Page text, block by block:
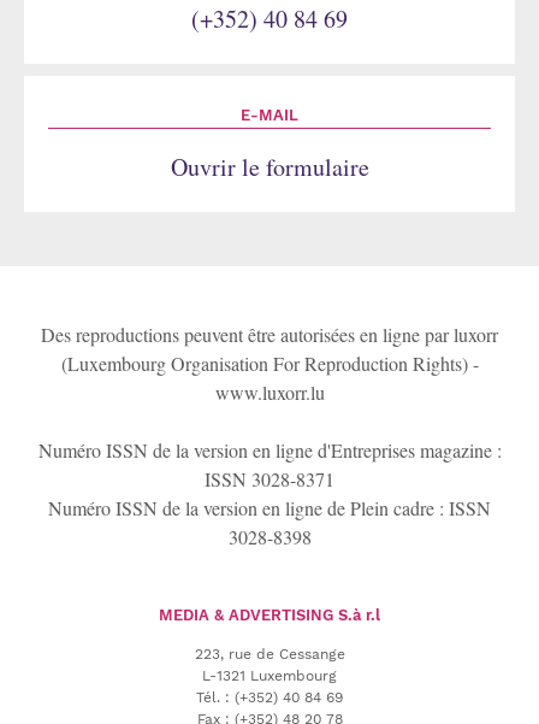
(+352) 40 84 69
E-MAIL
Ouvrir le formulaire
Des reproductions peuvent être autorisées en ligne par luxorr
(Luxembourg Organisation For Reproduction Rights) -
www.luxorr.lu
Numéro ISSN de la version en ligne d'Entreprises magazine :
ISSN 3028-8371
Numéro ISSN de la version en ligne de Plein cadre : ISSN
3028-8398
MEDIA & ADVERTISING S.à r.l
223, rue de Cessange
L-1321 Luxembourg
Tél. : (+352) 40 84 69
Fax : (+352) 48 20 78